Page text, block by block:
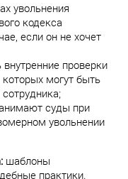
увольнения
кодекса
если он не хочет
проверки
могут быть
суды при
увольнении
шаблоны
практики.